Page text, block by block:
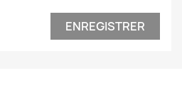
ENREGISTRER